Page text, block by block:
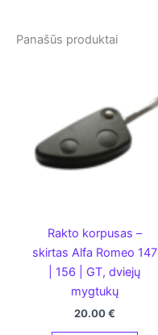
Panašūs produktai
Rakto korpusas –
skirtas Alfa Romeo 147
| 156 | GT, dviejų
mygtukų
20.00€